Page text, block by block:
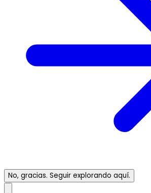
No, gracias. Seguir explorando aquí.